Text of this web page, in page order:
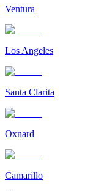
Ventura
Los Angeles
Santa Clarita
Oxnard
Camarillo